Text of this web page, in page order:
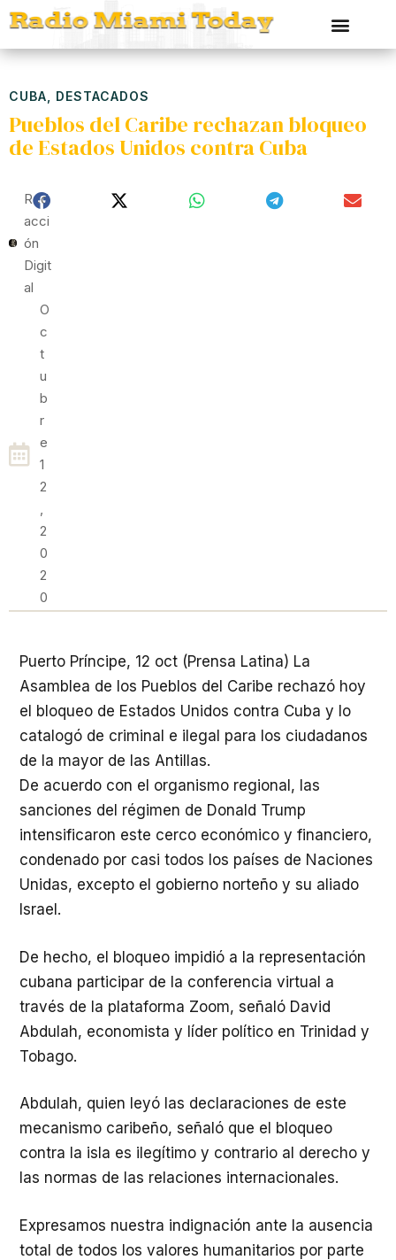
CUBA DESTACADOS
Pueblos del Caribe rechazan bloqueo
de Estados Unidos contra Cuba
Red
Acci
Ón
Digit
Al
O
C
T
U
B
R
E
1
2
,
2
0
2
0
Puerto Príncipe, 12 oct (Prensa Latina) La
Asamblea de los Pueblos del Caribe rechazó hoy
el bloqueo de Estados Unidos contra Cuba y lo
catalogó de criminal e ilegal para los ciudadanos
de la mayor de las Antillas.
De acuerdo con el organismo regional, las
sanciones del régimen de Donald Trump
intensificaron este cerco económico y financiero,
condenado por casi todos los países de Naciones
Unidas, excepto el gobierno norteño y su aliado
Israel.
De hecho, el bloqueo impidió a la representación
cubana participar de la conferencia virtual a
través de la plataforma Zoom, señaló David
Abdulah, economista y líder político en Trinidad y
Tobago.
Abdulah, quien leyó las declaraciones de este
mecanismo caribeño, señaló que el bloqueo
contra la isla es ilegítimo y contrario al derecho y
las normas de las relaciones internacionales.
Expresamos nuestra indignación ante la ausencia
total de todos los valores humanitarios por parte